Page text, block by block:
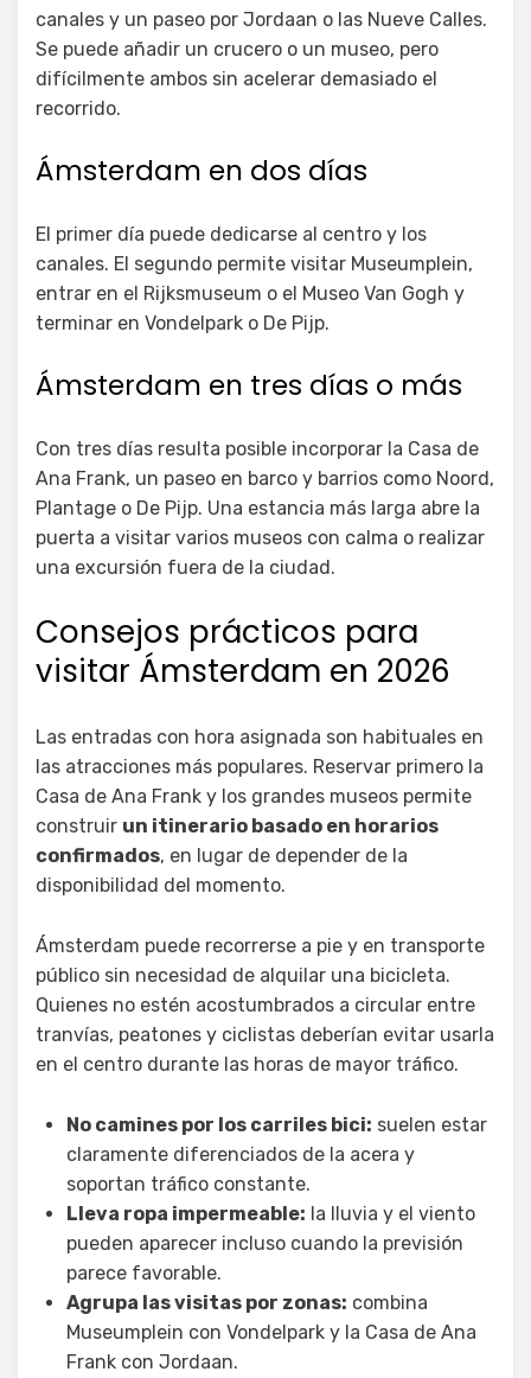
canales y un paseo por Jordaan o las Nueve Calles.
Se puede añadir un crucero o un museo, pero
difícilmente ambos sin acelerar demasiado el
recorrido.
Ámsterdam en dos días
El primer día puede dedicarse al centro y los
canales. El segundo permite visitar Museumplein,
entrar en el Rijksmuseum o el Museo Van Gogh y
terminar en Vondelpark o De Pijp.
Ámsterdam en tres días o más
Con tres días resulta posible incorporar la Casa de
Ana Frank, un paseo en barco y barrios como Noord,
Plantage o De Pijp. Una estancia más larga abre la
puerta a visitar varios museos con calma o realizar
una excursión fuera de la ciudad.
Consejos prácticos para
visitar Ámsterdam en 2026
Las entradas con hora asignada son habituales en
las atracciones más populares. Reservar primero la
Casa de Ana Frank y los grandes museos permite
construir un itinerario basado en horarios
confirmados, en lugar de depender de la
disponibilidad del momento.
Ámsterdam puede recorrerse a pie y en transporte
público sin necesidad de alquilar una bicicleta.
Quienes no estén acostumbrados a circular entre
tranvías, peatones y ciclistas deberían evitar usarla
en el centro durante las horas de mayor tráfico.
No camines por los carriles bici: suelen estar
claramente diferenciados de la acera y
soportan tráfico constante.
Lleva ropa impermeable: la lluvia y el viento
pueden aparecer incluso cuando la previsión
parece favorable.
Agrupa las visitas por zonas: combina
Museumplein con Vondelpark y la Casa de Ana
Frank con Jordaan.